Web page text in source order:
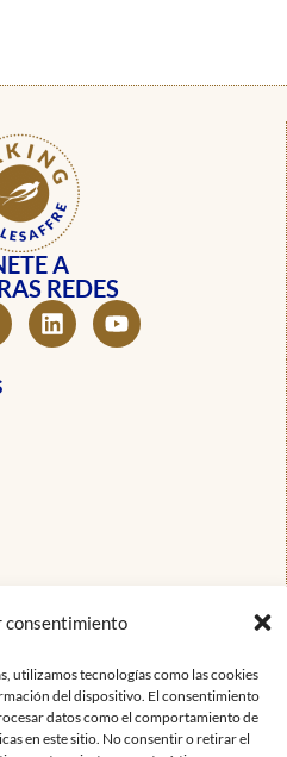
consentimiento
utilizamos tecnologías como las cookies
del dispositivo. El consentimiento
datos como el comportamiento de
en este sitio. No consentir o retirar el
A
REDES
boletín informativo
y novedades de Lesaffre.